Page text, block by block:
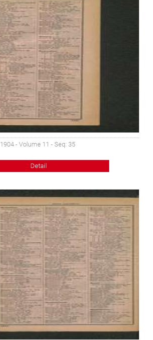
1904 - Volume 11 - Seq: 35
Detail